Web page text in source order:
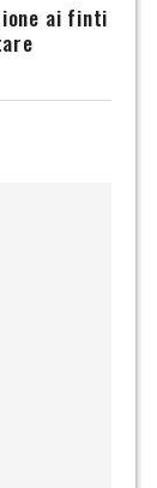
ai finti